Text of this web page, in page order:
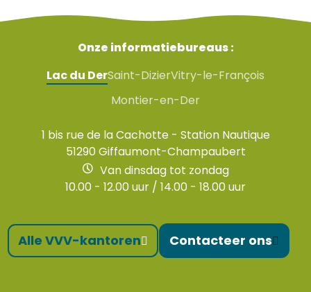
Onze informatiebureaus :
Lac du DerSaint-DizierVitry-le-François
Montier-en-Der
1 bis rue de la Cachotte - Station Nautique
51290 Giffaumont-Champaubert
Van dinsdag tot zondag
10.00 - 12.00 uur / 14.00 - 18.00 uur
Alle VVV-kantoren Contacteer ons